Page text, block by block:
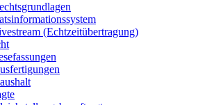
(Echtzeitübertragung)